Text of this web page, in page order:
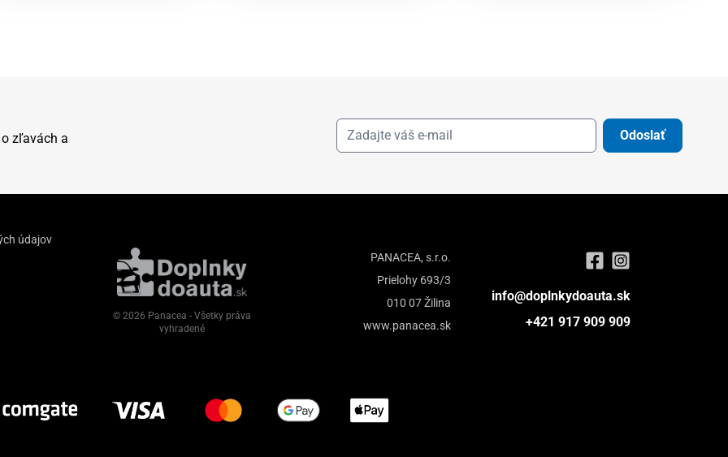
zľavách a
Odoslať
údajov
PANACEA, s.r.o.
Prielohy 693/3
010 07 Žilina
www.panacea.sk
info@doplnkydoauta.sk
+421 917 909 909
© 2026 Panacea - Všetky práva
vyhradené